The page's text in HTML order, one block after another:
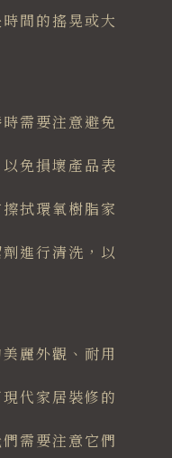
間的搖晃或大
需要注意避免
免損壞產品表
拭環氧樹脂家
進行清洗，以
麗外觀、耐用
代家居裝修的
需要注意它們